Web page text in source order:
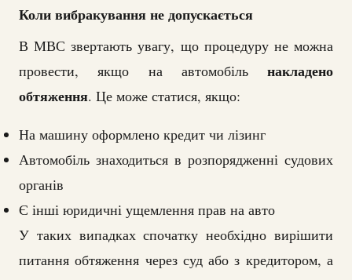
Коли вибракування не допускається
В МВС звертають увагу, що процедуру не можна
провести, якщо на автомобіль накладено
обтяження. Це може статися, якщо:
На машину оформлено кредит чи лізинг
Автомобіль знаходиться в розпорядженні судових
органів
Є інші юридичні ущемлення прав на авто
У таких випадках спочатку необхідно вирішити
питання обтяження через суд або з кредитором, а